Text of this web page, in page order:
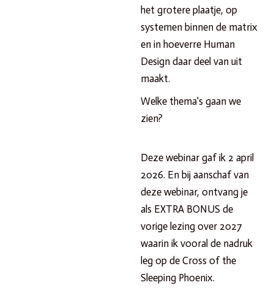
het grotere plaatje, op
systemen binnen de matrix
en in hoeverre Human
Design daar deel van uit
maakt.
Welke thema's gaan we
zien?
Deze webinar gaf ik 2 april
2026. En bij aanschaf van
deze webinar, ontvang je
als EXTRA BONUS de
vorige lezing over 2027
waarin ik vooral de nadruk
leg op de Cross of the
Sleeping Phoenix.